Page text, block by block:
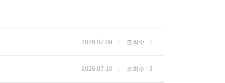
2026.07.09 조회수 : 1
2026.07.10 조회수 : 3